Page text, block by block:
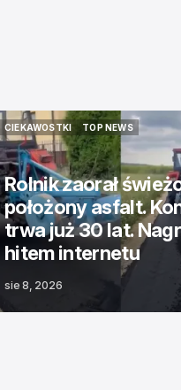
CIEKAWOSTKI
CIEKAWOSTKI
TOP NEWS
TOP NEWS
Rolnik zaorał
położony asfalt.
trwa już 30 lat.
hitem internetu
sie 8, 2026